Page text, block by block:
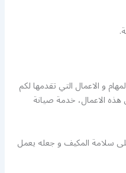
و الاعمال التي تقدمها لكم
الاعمال، خدمة صيانة
سلامة المكيف و جعله يعمل